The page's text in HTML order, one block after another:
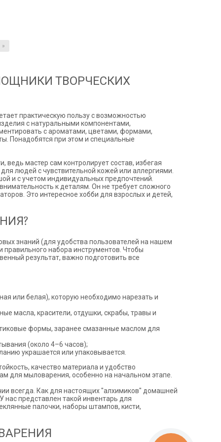
»
ТВОРЧЕСКИХ
практическую пользу с возможностью
с натуральными компонентами,
с ароматами, цветами, формами,
Понадобятся при этом и специальные
ведь мастер сам контролирует состав, избегая
людей с чувствительной кожей или аллергиями.
и с учетом индивидуальных предпочтений.
к деталям. Он не требует сложного
Это интересное хобби для взрослых и детей,
знаний (для удобства пользователей на нашем
правильного набора инструментов. Чтобы
результат, важно подготовить все
или белая), которую необходимо нарезать и
масла, красители, отдушки, скрабы, травы и
формы, заранее смазанные маслом для
(около 4–6 часов);
украшается или упаковывается.
качество материала и удобство
для мыловарения, особенно на начальном этапе.
всегда. Как для настоящих "алхимиков" домашней
нас представлен такой инвентарь для
палочки, наборы штампов, кисти,